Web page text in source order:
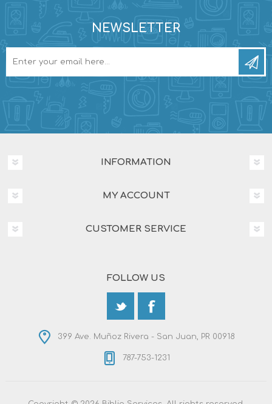
NEWSLETTER
INFORMATION
MY ACCOUNT
CUSTOMER SERVICE
FOLLOW US
399 Ave. Muñoz Rivera - San Juan, PR 00918
787-753-1231